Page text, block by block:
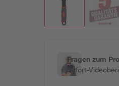
Fragen zum
Sofort-